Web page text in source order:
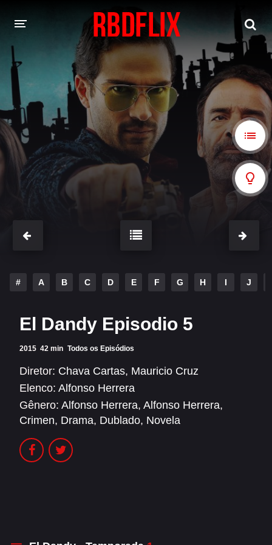
REBELDE
Rebelde: En Español Rebelde: Dublado
FILMES
Alfonso Herrera
Christian Chávez Christopher Von Uckermann
Alfonso Herrera Anahí
Dulce María Maite Perroni
RBD
SÉRIES
Christian Chávez
Dulce María
# A B C D E F G H I J
El Dandy Episodio 5
2015 42 min Todos os Episódios
Diretor: Chava Cartas, Mauricio Cruz
Elenco: Alfonso Herrera
Gênero: Alfonso Herrera, Alfonso Herrera,
Crimen, Drama, Dublado, Novela